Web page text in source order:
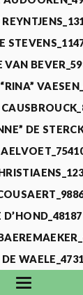
VAN
DE
D’HOND_48187
DE WAELE_4731
DEVOS_115318